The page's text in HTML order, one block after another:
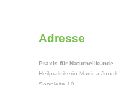
Adresse
Praxis für Naturheilkunde
Heilpraktikerin Martina Junak